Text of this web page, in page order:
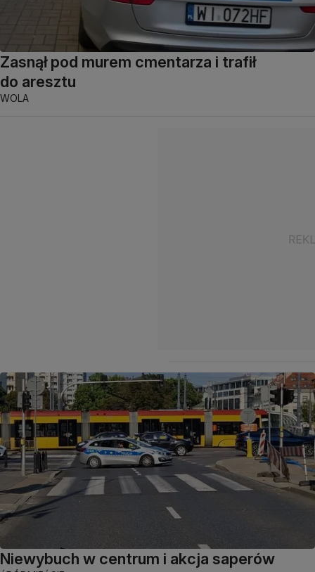
Zasnął pod murem cmentarza i trafił
do aresztu
WOLA
Niewybuch w centrum i akcja saperów